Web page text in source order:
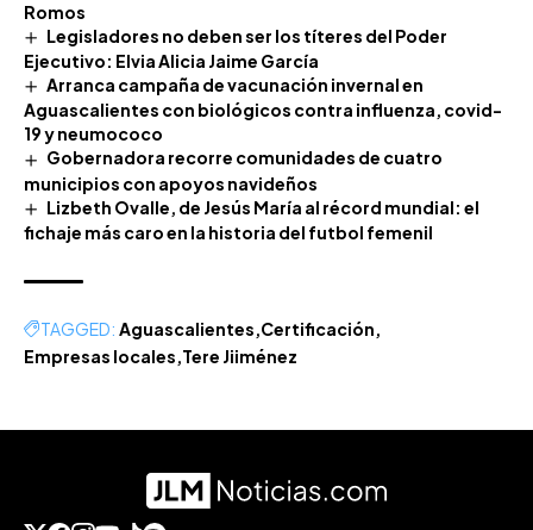
Romos
Legisladores no deben ser los títeres del Poder
Ejecutivo: Elvia Alicia Jaime García
Arranca campaña de vacunación invernal en
Aguascalientes con biológicos contra influenza, covid-
19 y neumococo
Gobernadora recorre comunidades de cuatro
municipios con apoyos navideños
Lizbeth Ovalle, de Jesús María al récord mundial: el
fichaje más caro en la historia del futbol femenil
TAGGED: Aguascalientes Certificación
Empresas locales Tere Jiiménez